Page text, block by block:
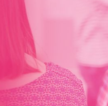
geeignet, Ihr Wissen auf